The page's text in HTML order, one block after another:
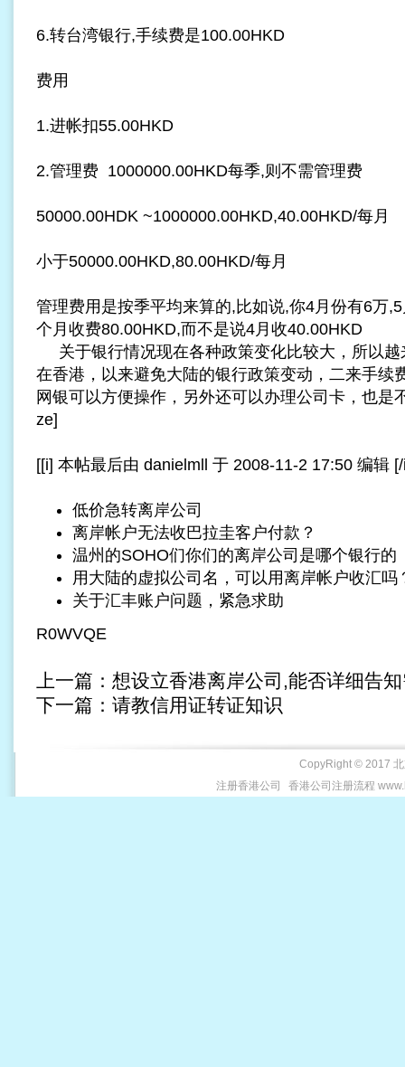
6.转台湾银行,手续费是100.00HKD
费用
1.进帐扣55.00HKD
2.管理费 1000000.00HKD每季,则不需管理费
50000.00HDK ~1000000.00HKD,40.00HKD/每月
小于50000.00HKD,80.00HKD/每月
管理费用是按季平均来算的,比如说,你4月份有6万
个月收费80.00HKD,而不是说4月收40.00HKD
关于银行情况现在各种政策变化比较大，所以越
在香港，以来避免大陆的银行政策变动，二来手续
网银可以方便操作，另外还可以办理公司卡，也是
ze]
[[i] 本帖最后由 danielmll 于 2008-11-2 17:50 编辑
低价急转离岸公司
离岸帐户无法收巴拉圭客户付款？
温州的SOHO们你们的离岸公司是哪个银行的
用大陆的虚拟公司名，可以用离岸帐户收汇吗
关于汇丰账户问题，紧急求助
R0WVQE
上一篇： 想设立香港离岸公司,能否详细告
下一篇： 请教信用证转证知识
CopyRight © 2017
注册香港公司
香港公司注册流程